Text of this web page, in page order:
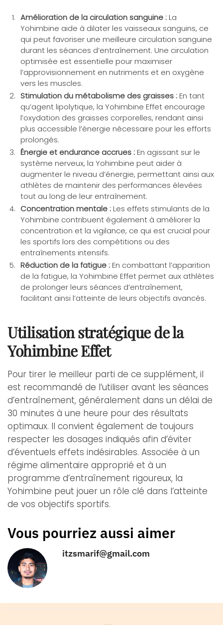
Amélioration de la circulation sanguine :La
Yohimbine aide à dilater les vaisseaux sanguins, ce
qui peut favoriser une meilleure circulation sanguine
durant les séances d’entraînement. Une circulation
optimisée est essentielle pour maximiser
l’approvisionnement en nutriments et en oxygène
vers les muscles.
Stimulation du métabolisme des graisses :En tant
qu’agent lipolytique, la Yohimbine Effet encourage
l’oxydation des graisses corporelles, rendant ainsi
plus accessible l’énergie nécessaire pour les efforts
prolongés.
Énergie et endurance accrues :En agissant sur le
système nerveux, la Yohimbine peut aider à
augmenter le niveau d’énergie, permettant ainsi aux
athlètes de maintenir des performances élevées
tout au long de leur entraînement.
Concentration mentale :Les effets stimulants de la
Yohimbine contribuent également à améliorer la
concentration et la vigilance, ce qui est crucial pour
les sportifs lors des compétitions ou des
entraînements intensifs.
Réduction de la fatigue :En combattant l’apparition
de la fatigue, la Yohimbine Effet permet aux athlètes
de prolonger leurs séances d’entraînement,
facilitant ainsi l’atteinte de leurs objectifs avancés.
Utilisation stratégique de la
Yohimbine Effet
Pour tirer le meilleur parti de ce supplément, il
est recommandé de l’utiliser avant les séances
d’entraînement, généralement dans un délai de
30 minutes à une heure pour des résultats
optimaux. Il convient également de toujours
respecter les dosages indiqués afin d’éviter
d’éventuels effets indésirables. Associée à un
régime alimentaire approprié et à un
programme d’entraînement rigoureux, la
Yohimbine peut jouer un rôle clé dans l’atteinte
de vos objectifs sportifs.
Vous pourriez aussi aimer
itzsmarif@gmail.com